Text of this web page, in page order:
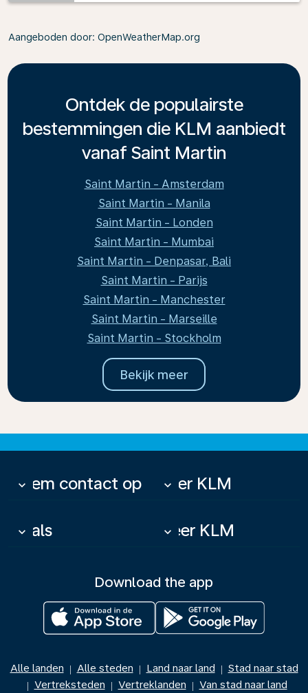
Aangeboden door: OpenWeatherMap.org
Ontdek de populairste
bestemmingen die KLM aanbiedt
vanaf Saint Martin
Saint Martin - Amsterdam
Saint Martin - Manila
Saint Martin - Londen
Saint Martin - Mumbai
Saint Martin - Denpasar, Bali
Saint Martin - Parijs
Saint Martin - Manchester
Saint Martin - Marseille
Saint Martin - Stockholm
Bekijk meer
Neem contact op
keyboard_arrow_down Over KLM
keyboard_arrow_down
Deals
keyboard_arrow_down Meer KLM
keyboard_arrow_down
Download the app
Alle landen | Alle steden | Land naar land | Stad naar stad
| Vertreksteden | Vertreklanden | Van stad naar land